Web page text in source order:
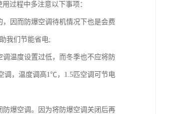
过程中多注意以下事项：
因而防爆空调待机情况下也是会费
我们节能省电;
温度设置过低，而冬季也不应将防
调，温度调高1℃，1.5匹空调可节电
爆空调。因为将防爆空调关闭后再